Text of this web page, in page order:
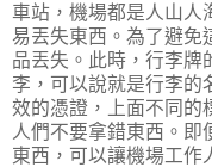
車站，機場都是人山人
易丟失東西。為了避免
品丟失。此時，行李牌
李，可以說就是行李的
效的憑證，上面不同的
人們不要拿錯東西。即
東西，可以讓機場工作